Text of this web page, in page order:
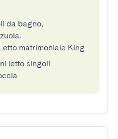
da bagno,
matrimoniale King
letto singoli